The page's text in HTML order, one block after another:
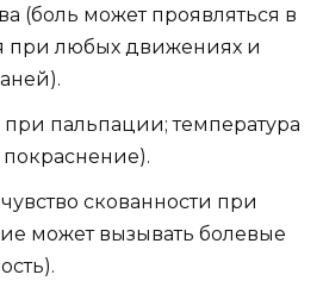
(боль может проявляться в
при любых движениях и
пальпации; температура
скованности при
может вызывать болевые